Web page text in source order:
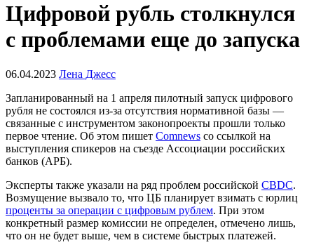
Цифровой рубль столкнулся
с проблемами еще до запуска
06.04.2023 Лена Джесс
Запланированный на 1 апреля пилотный запуск цифрового
рубля не состоялся из-за отсутствия нормативной базы —
связанные с инструментом законопроекты прошли только
первое чтение. Об этом пишет Comnews со ссылкой на
выступления спикеров на съезде Ассоциации российских
банков (АРБ).
Эксперты также указали на ряд проблем российской CBDC.
Возмущение вызвало то, что ЦБ планирует взимать с юрлиц
проценты за операции с цифровым рублем. При этом
конкретный размер комиссии не определен, отмечено лишь,
что он не будет выше, чем в системе быстрых платежей.